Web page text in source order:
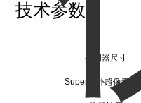
技术参数
探测器尺寸
Super 红外超像素功